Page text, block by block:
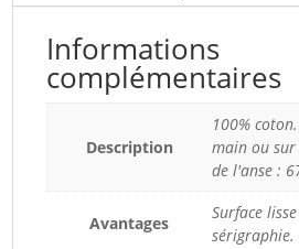
Informations
complémentaires
Description
100%
main ou
de l'anse :
Avantages
Surface
sérigraphie.